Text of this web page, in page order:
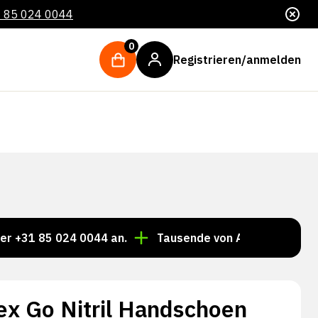
85 024 0044
0
Registrieren/anmelden
024 0044 an. Tausende von Artikeln immer auf
Go Nitril Handschoen